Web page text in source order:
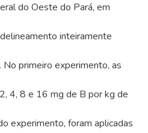
do Oeste do Pará, em
inteiramente
primeiro experimento, as
4, 8 e 16 mg de B por kg de
experimento, foram aplicadas